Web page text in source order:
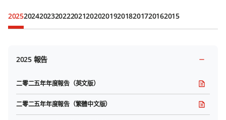
20252024202320222021202020192018201720162015
2025 報告
二零二五年年度報告（英文版）
二零二五年年度報告（繁體中文版）